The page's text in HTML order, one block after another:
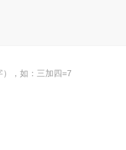
，如：三加四=7